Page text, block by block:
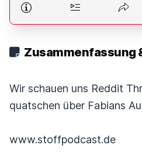
Zusammenfassung
Wir schauen uns Reddit
quatschen über Fabians
www.stoffpodcast.de